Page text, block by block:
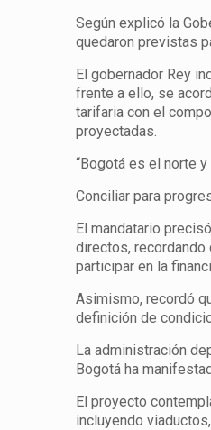
Según explicó la
quedaron previstas
El gobernador Rey
frente a ello, se
tarifaria con el
proyectadas.
“Bogotá es el norte
Conciliar para
El mandatario
directos, recordando
participar en la
Asimismo, recordó
definición de
La administración
Bogotá ha
El proyecto
incluyendo